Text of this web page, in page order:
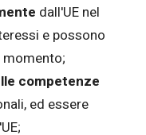
dall'UE nel
e possono
competenze
ed essere